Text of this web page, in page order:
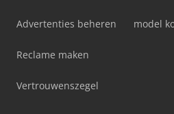
Advertenties beheren
Reclame maken
Vertrouwenszegel
model